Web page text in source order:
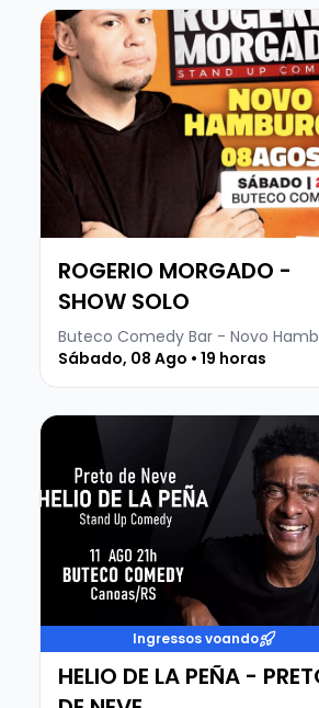
Veja mais sobre ROGERIO
ROGERIO MORGADO -
SHOW SOLO
Sábado, 08 Ago • 19 horas
Veja mais sobre HELIO DE LA
Ingressos voando
HELIO DE LA PEÑA -